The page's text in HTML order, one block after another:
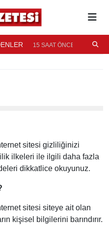
15 SAAT ÖNCE
sitesi gizliliğinizi
ilkeleri ile ilgili daha fazla
dikkatlice okuyunuz.
sitesi siteye ait olan
kişisel bilgilerini barındırır.